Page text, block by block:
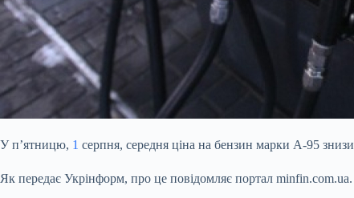
У п’ятницю, 1 серпня, середня ціна на бензин марки А-95
Як передає Укрінформ, про це повідомляє портал minfin.com.ua.